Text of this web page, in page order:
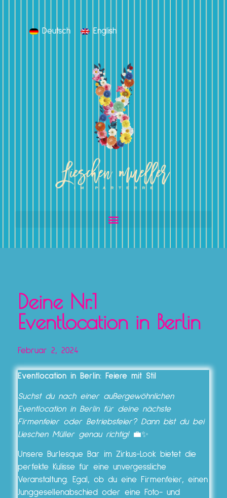
Deutsch English
Deine Nr.1
Eventlocation in Berlin
Februar 2, 2024
Eventlocation in Berlin: Feiere mit Stil
Suchst du nach einer außergewöhnlichen
Eventlocation in Berlin für deine nächste
Firmenfeier oder Betriebsfeier? Dann bist du bei
Lieschen Müller genau richtig!💼✨
Unsere Burlesque Bar im Zirkus-Look bietet die
perfekte Kulisse für eine unvergessliche
Veranstaltung. Egal, ob du eine Firmenfeier, einen
Junggesellenabschied oder eine Foto- und